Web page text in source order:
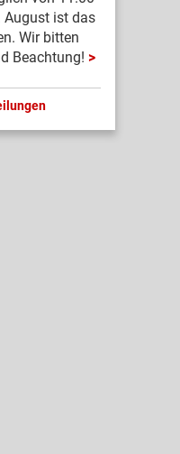
August ist das
Wir bitten
Beachtung!